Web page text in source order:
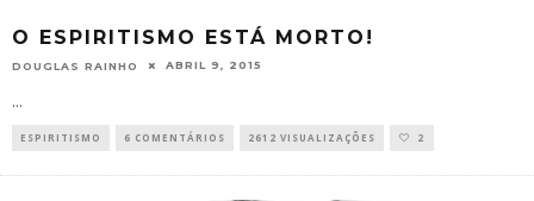
O ESPIRITISMO ESTÁ MORTO!
DOUGLAS RAINHO ABRIL 9, 2015
...
ESPIRITISMO 6 COMENTÁRIOS 2612 VISUALIZAÇÕES 2